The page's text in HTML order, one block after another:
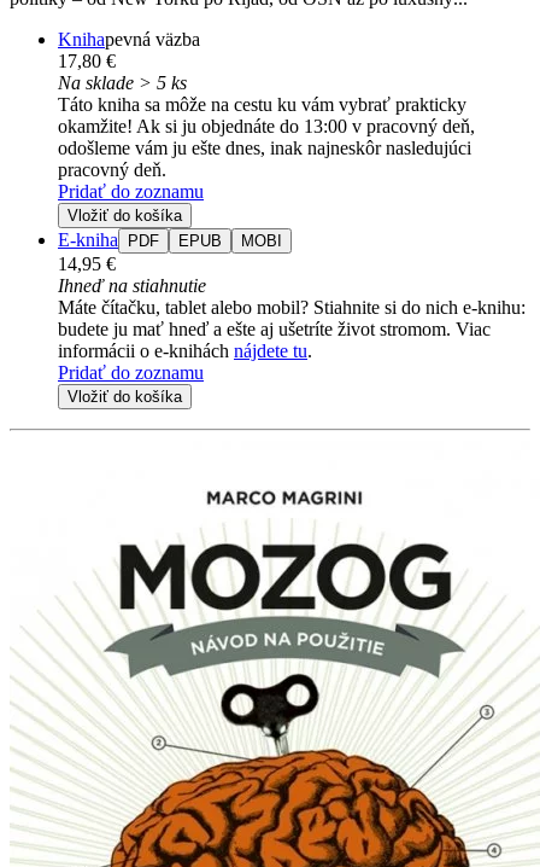
Knihapevná väzba
17,80 €
Na sklade > 5 ks
Táto kniha sa môže na cestu ku vám vybrať prakticky
okamžite! Ak si ju objednáte do 13:00 v pracovný deň,
odošleme vám ju ešte dnes, inak najneskôr nasledujúci
pracovný deň.
Pridať do zoznamu
Vložiť do košíka
E-kniha PDF EPUB MOBI
14,95 €
Ihneď na stiahnutie
Máte čítačku, tablet alebo mobil? Stiahnite si do nich e-knihu:
budete ju mať hneď a ešte aj ušetríte život stromom. Viac
informácii o e-knihách nájdete tu.
Pridať do zoznamu
Vložiť do košíka